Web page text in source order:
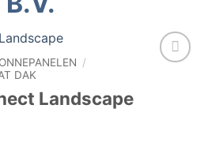
verlanglijst
/
DAK
Landscape